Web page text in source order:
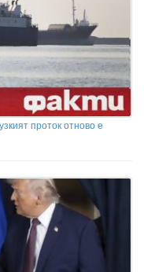
проток отново е